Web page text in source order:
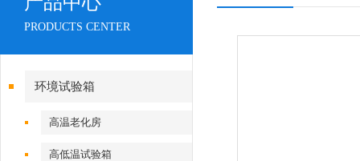
PRODUCTS CENTER
环境试验箱
高温老化房
高低温试验箱